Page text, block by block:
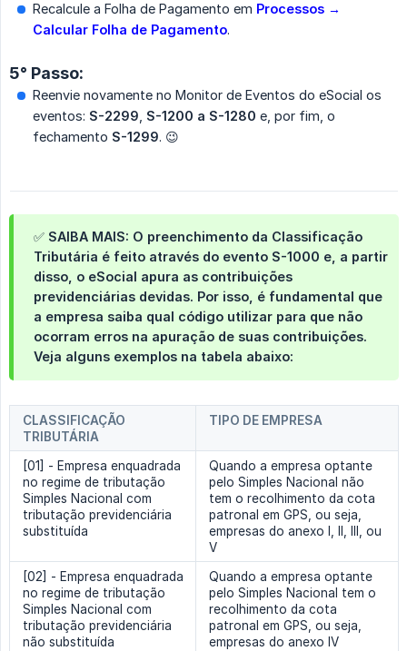
Recalcule a Folha de Pagamento em Processos →
Calcular Folha de Pagamento.
5° Passo:
Reenvie novamente no Monitor de Eventos do eSocial os
eventos: S-2299 S-1200 a S-1280 e, por fim, o
fechamento S-1299. 😉
✅ SAIBA MAIS: O preenchimento da Classificação
Tributária é feito através do evento S-1000 e, a partir
disso, o eSocial apura as contribuições
previdenciárias devidas. Por isso, é fundamental que
a empresa saiba qual código utilizar para que não
ocorram erros na apuração de suas contribuições.
Veja alguns exemplos na tabela abaixo:
CLASSIFICAÇÃO
TRIBUTÁRIA
TIPO DE EMPRESA
[01] - Empresa enquadrada
no regime de tributação
Simples Nacional com
tributação previdenciária
substituída
Quando a empresa optante
pelo Simples Nacional não
tem o recolhimento da cota
patronal em GPS, ou seja,
empresas do anexo I, II, III, ou
V
[02] - Empresa enquadrada
no regime de tributação
Simples Nacional com
tributação previdenciária
não substituída
Quando a empresa optante
pelo Simples Nacional tem o
recolhimento da cota
patronal em GPS, ou seja,
empresas do anexo IV